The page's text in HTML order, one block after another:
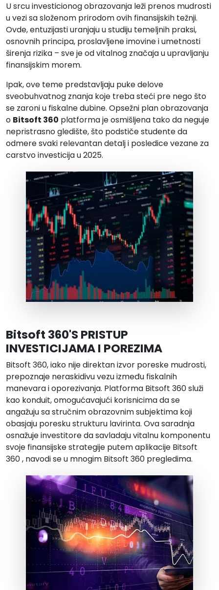
U srcu investicionog obrazovanja leži prenos mudrosti
u vezi sa složenom prirodom ovih finansijskih težnji.
Ovde, entuzijasti uranjaju u studiju temeljnih praksi,
osnovnih principa, proslavljene imovine i umetnosti
širenja rizika – sve je od vitalnog značaja u upravljanju
finansijskim morem.
Ipak, ove teme predstavljaju puke delove
sveobuhvatnog znanja koje treba steći pre nego što
se zaroni u fiskalne dubine. Opsežni plan obrazovanja
o Bitsoft 360 platforma je osmišljena tako da neguje
nepristrasno gledište, što podstiče studente da
odmere svaki relevantan detalj i posledice vezane za
carstvo investicija u 2025.
Bitsoft 360'S PRISTUP
INVESTICIJAMA I POREZIMA
Bitsoft 360, iako nije direktan izvor poreske mudrosti,
prepoznaje neraskidivu vezu između fiskalnih
manevara i oporezivanja. Platforma Bitsoft 360 služi
kao konduit, omogućavajući korisnicima da se
angažuju sa stručnim obrazovnim subjektima koji
obasjaju poresku strukturu lavirinta. Ova saradnja
osnažuje investitore da savladaju vitalnu komponentu
svoje finansijske strategije putem aplikacije Bitsoft
360 , navodi se u mnogim Bitsoft 360 pregledima.